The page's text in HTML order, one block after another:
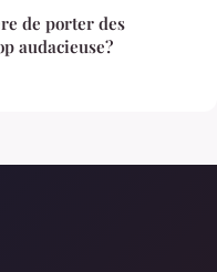
de porter des
audacieuse?